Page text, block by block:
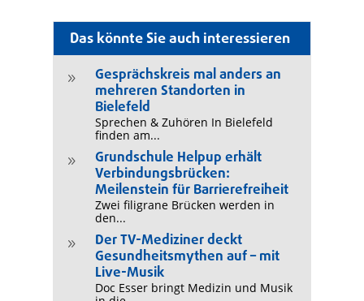
Das könnte Sie auch interessieren
9
Gesprächskreis mal anders an
mehreren Standorten in
Bielefeld
Sprechen & Zuhören In Bielefeld
finden am...
9
Grundschule Helpup erhält
Verbindungsbrücken:
Meilenstein für Barrierefreiheit
Zwei filigrane Brücken werden in
den...
9
Der TV-Mediziner deckt
Gesundheitsmythen auf – mit
Live-Musik
Doc Esser bringt Medizin und Musik